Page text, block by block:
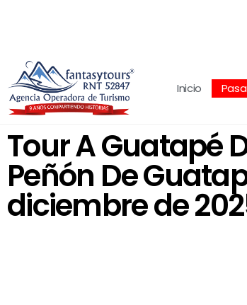
Inicio
Tour A Guatapé
Peñón De
diciembre de